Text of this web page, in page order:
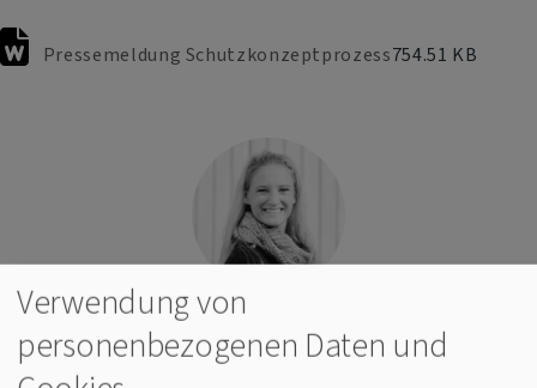
Pressemeldung Schutzkonzeptprozess754.51 KB
Verwendung von
personenbezogenen Daten und